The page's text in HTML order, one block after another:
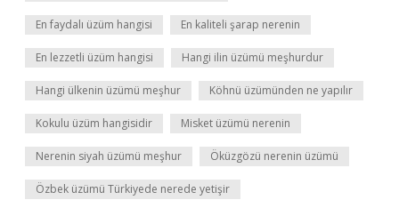
En faydalı üzüm hangisi En kaliteli şarap nerenin
En lezzetli üzüm hangisi Hangi ilin üzümü meşhurdur
Hangi ülkenin üzümü meşhur Köhnü üzümünden ne yapılır
Kokulu üzüm hangisidir Misket üzümü nerenin
Nerenin siyah üzümü meşhur Öküzgözü nerenin üzümü
Özbek üzümü Türkiyede nerede yetişir